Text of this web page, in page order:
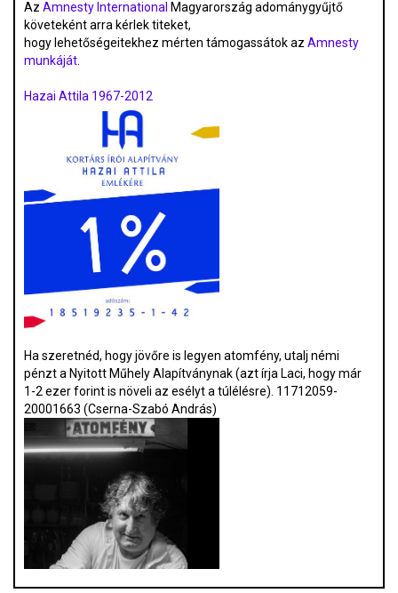
Az Amnesty International Magyarország adománygyűjtő
követeként arra kérlek titeket,
hogy lehetőségeitekhez mérten támogassátok az Amnesty
munkáját
Hazai Attila 1967-2012
Ha szeretnéd, hogy jövőre is legyen atomfény, utalj némi
pénzt a Nyitott Műhely Alapítványnak (azt írja Laci, hogy már
1-2 ezer forint is növeli az esélyt a túlélésre). 11712059-
20001663 (Cserna-Szabó András)